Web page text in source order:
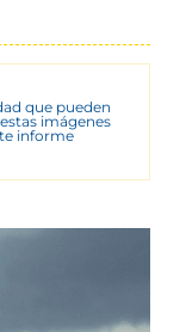
que pueden
imágenes
informe